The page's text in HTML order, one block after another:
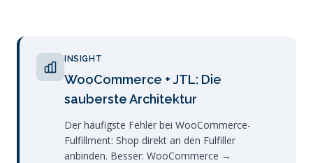
INSIGHT
WooCommerce + JTL: Die
sauberste Architektur
Der häufigste Fehler bei WooCommerce-
Fulfillment: Shop direkt an den Fulfiller
anbinden. Besser: WooCommerce →